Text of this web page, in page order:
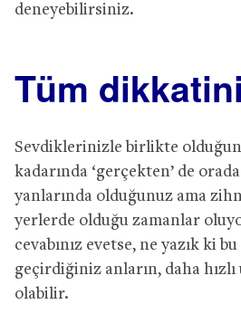
deneyebilirsiniz.
Tüm
Sevdiklerinizle birlikte
kadarında ‘gerçekten’ de
yanlarında olduğunuz ama
yerlerde olduğu zamanlar
cevabınız evetse, ne yazık ki
geçirdiğiniz anların, daha
olabilir.